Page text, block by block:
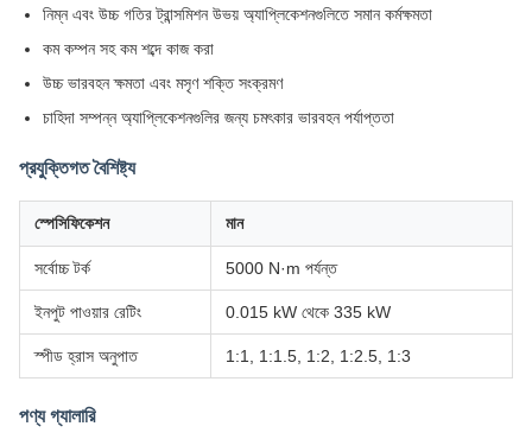
নিম্ন এবং উচ্চ গতির ট্রান্সমিশন উভয় অ্যাপ্লিকেশনগুলিতে সমান কর্মক্ষমতা
কম কম্পন সহ কম শব্দে কাজ করা
উচ্চ ভারবহন ক্ষমতা এবং মসৃণ শক্তি সংক্রমণ
চাহিদা সম্পন্ন অ্যাপ্লিকেশনগুলির জন্য চমৎকার ভারবহন পর্যাপ্ততা
প্রযুক্তিগত বৈশিষ্ট্য
স্পেসিফিকেশন মান
সর্বোচ্চ টর্ক 5000 N·m পর্যন্ত
ইনপুট পাওয়ার রেটিং 0.015 kW থেকে 335 kW
স্পীড হ্রাস অনুপাত 1:1, 1:1.5, 1:2, 1:2.5, 1:3
পণ্য গ্যালারি